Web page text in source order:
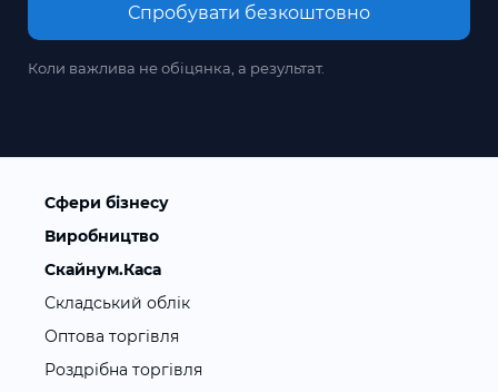
Спробувати безкоштовно
Коли важлива не обіцянка, а результат.
Сфери бізнесу
Виробництво
Скайнум.Каса
Складський облік
Оптова торгівля
Роздрібна торгівля